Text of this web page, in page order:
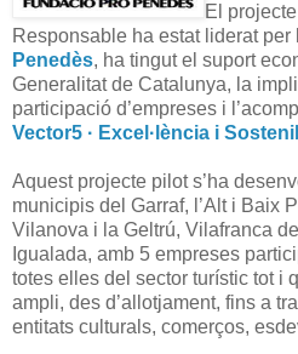
El
Responsable ha estat lideratper
Penedès, ha tingut el suport
Generalitat de Catalunya, la
participació d’empreses i
Vector5 · Excel·lència i
Aquest projecte pilot s’ha
municipis del Garraf, l’Alt i Baix
Vilanova i la Geltrú, Vilafranca
Igualada, amb 5 empreses
totes elles del sector turístic tot i
ampli, des d’allotjament, fins a
entitats culturals, comerços,